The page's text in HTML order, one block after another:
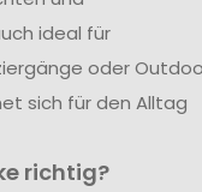
ideal für
oder
sich für den Alltag
richtig?